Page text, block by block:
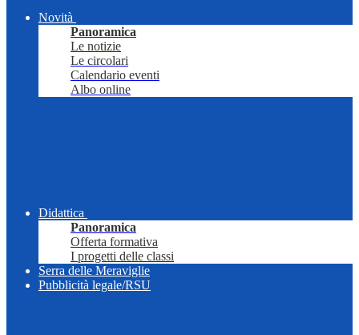
Novità
Panoramica
Le notizie
Le circolari
Calendario eventi
Albo online
Didattica
Panoramica
Offerta formativa
I progetti delle classi
Serra delle Meraviglie
Pubblicità legale/RSU